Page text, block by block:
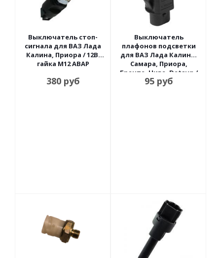
Выключатель стоп-
сигнала для ВАЗ Лада
Калина, Приора / 12В,
гайка М12 АВАР
380руб
Выключатель
плафонов подсветки
для ВАЗ Лада Калина,
Самара, Приора,
Гранта, Нива, Datsun /
12В, 3 контакта 0.7 АВАР
95руб